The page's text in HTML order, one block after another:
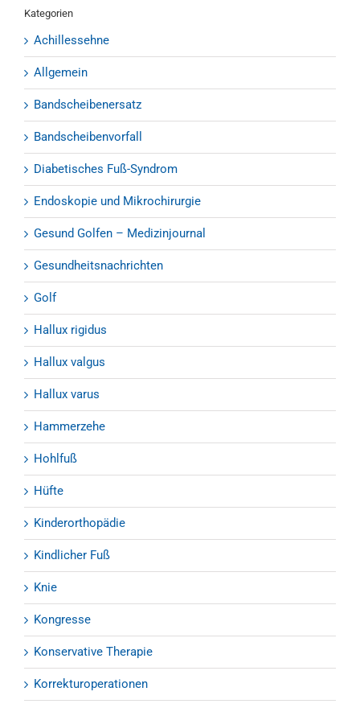
Kategorien
Achillessehne
Allgemein
Bandscheibenersatz
Bandscheibenvorfall
Diabetisches Fuß-Syndrom
Endoskopie und Mikrochirurgie
Gesund Golfen – Medizinjournal
Gesundheitsnachrichten
Golf
Hallux rigidus
Hallux valgus
Hallux varus
Hammerzehe
Hohlfuß
Hüfte
Kinderorthopädie
Kindlicher Fuß
Knie
Kongresse
Konservative Therapie
Korrekturoperationen